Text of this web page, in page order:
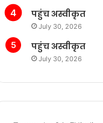
पहुंच अस्वीकृत
July 30, 2026
पहुंच अस्वीकृत
July 30, 2026